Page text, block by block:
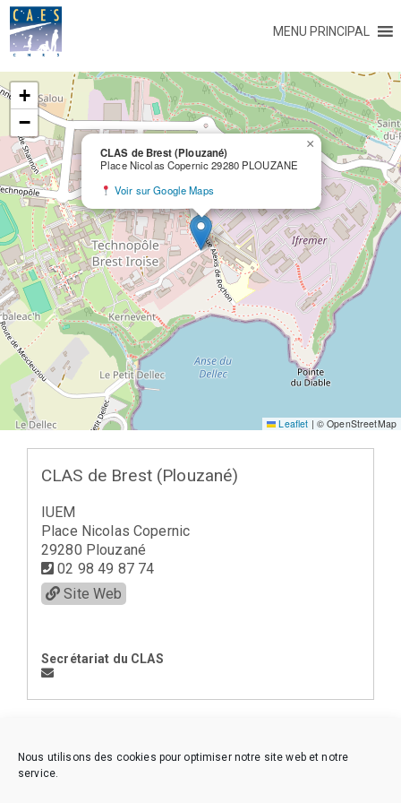
Nous utilisons des cookies pour optimiser notre site web et notre
service.
MENU PRINCIPAL
CLAS de Brest (Plouzané)
Place Nicolas Copernic 29280 PLOUZANE
Voir sur Google Maps
×
+
−
Leaflet | © OpenStreetMap
CLAS de Brest (Plouzané)
IUEM
Place Nicolas Copernic
29280 Plouzané
02 98 49 87 74
Site Web
Secrétariat du CLAS